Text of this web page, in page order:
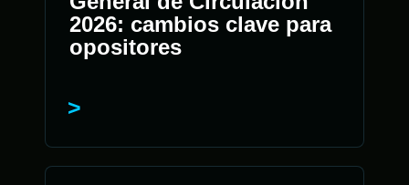
2026: cambios clave para
opositores